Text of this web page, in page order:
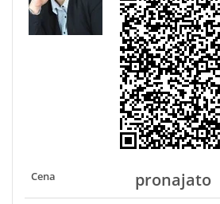
Cena pronajato